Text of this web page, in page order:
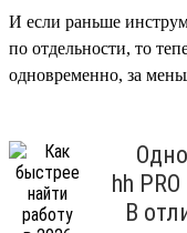
И если раньше
по отдельности, то
одновременно, за
hh
В